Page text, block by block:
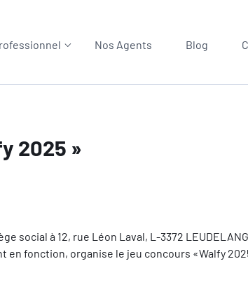
Nos Agents Blog
2025 »
social à 12, rue Léon Laval, L-3372
fonction, organise le jeu concours «Walfy